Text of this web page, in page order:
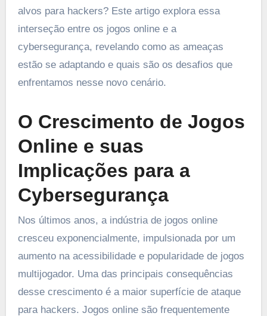
alvos para hackers? Este artigo explora essa
interseção entre os jogos online e a
cybersegurança, revelando como as ameaças
estão se adaptando e quais são os desafios que
enfrentamos nesse novo cenário.
O Crescimento de Jogos
Online e suas
Implicações para a
Cybersegurança
Nos últimos anos, a indústria de jogos online
cresceu exponencialmente, impulsionada por um
aumento na acessibilidade e popularidade de jogos
multijogador. Uma das principais consequências
desse crescimento é a maior superfície de ataque
para hackers. Jogos online são frequentemente